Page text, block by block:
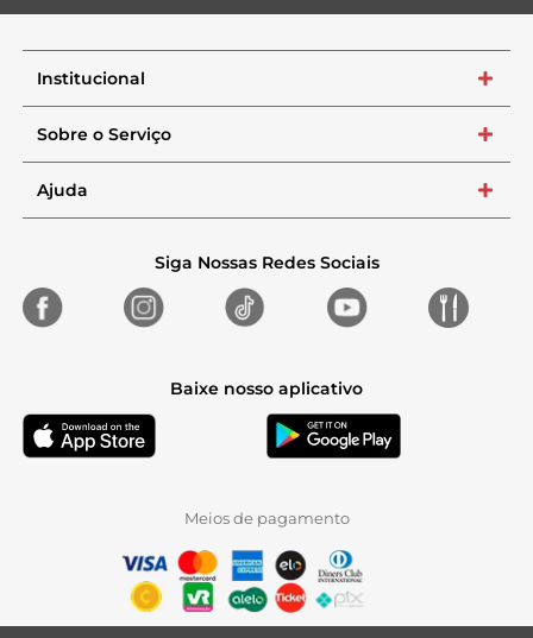
Institucional +
Sobre o Serviço +
Ajuda +
Siga Nossas Redes Sociais
Baixe nosso aplicativo
Meios de pagamento